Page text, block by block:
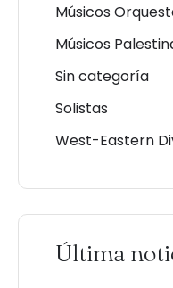
Músicos
Músicos
Sin categoría
Solistas
West-Eastern
Última